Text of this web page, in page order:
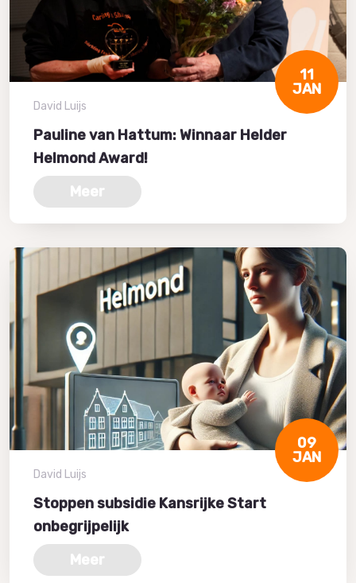
11
JAN
David Luijs
Pauline van Hattum: Winnaar Helder
Helmond Award!
Meer
09
JAN
David Luijs
Stoppen subsidie Kansrijke Start
onbegrijpelijk
Meer